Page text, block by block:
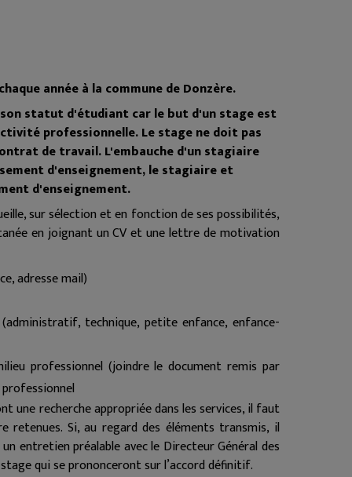
année à la commune de Donzère.
statut d'étudiant car le but d'un stage est
professionnelle. Le stage ne doit pas
de travail. L'embauche d'un stagiaire
d'enseignement, le stagiaire et
d'enseignement.
sur sélection et en fonction de ses possibilités,
en joignant un CV et une lettre de motivation
adresse mail)
technique, petite enfance, enfance-
professionnel (joindre le document remis par
une recherche appropriée dans les services, il faut
retenues. Si, au regard des éléments transmis, il
entretien préalable avec le Directeur Général des
qui se prononceront sur l’accord définitif.